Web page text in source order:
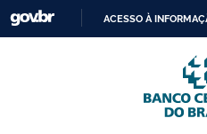
Skip to main content
O
ACESSO À